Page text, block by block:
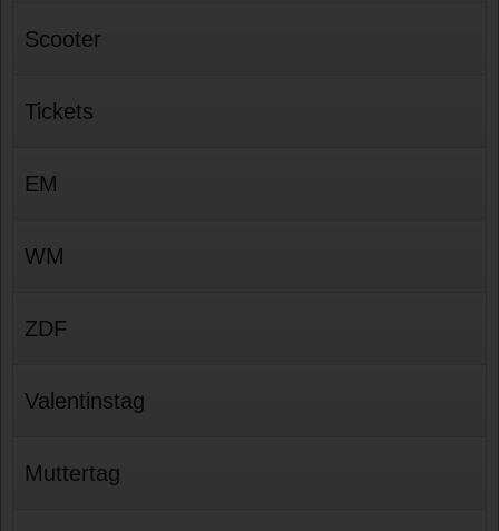
Scooter
Tickets
EM
WM
ZDF
Valentinstag
Muttertag